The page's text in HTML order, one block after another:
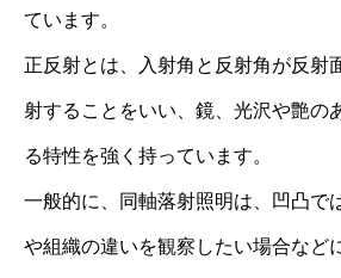
ています。
正反射とは、入射角と反射角が反射
射することをいい、鏡、光沢や艶の
る特性を強く持っています。
一般的に、同軸落射照明は、凹凸で
や組織の違いを観察したい場合など